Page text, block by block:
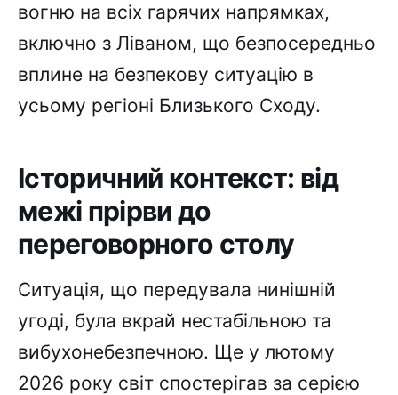
вогню на всіх гарячих напрямках,
включно з Ліваном, що безпосередньо
вплине на безпекову ситуацію в
усьому регіоні Близького Сходу.
Історичний контекст: від
межі прірви до
переговорного столу
Ситуація, що передувала нинішній
угоді, була вкрай нестабільною та
вибухонебезпечною. Ще у лютому
2026 року світ спостерігав за серією